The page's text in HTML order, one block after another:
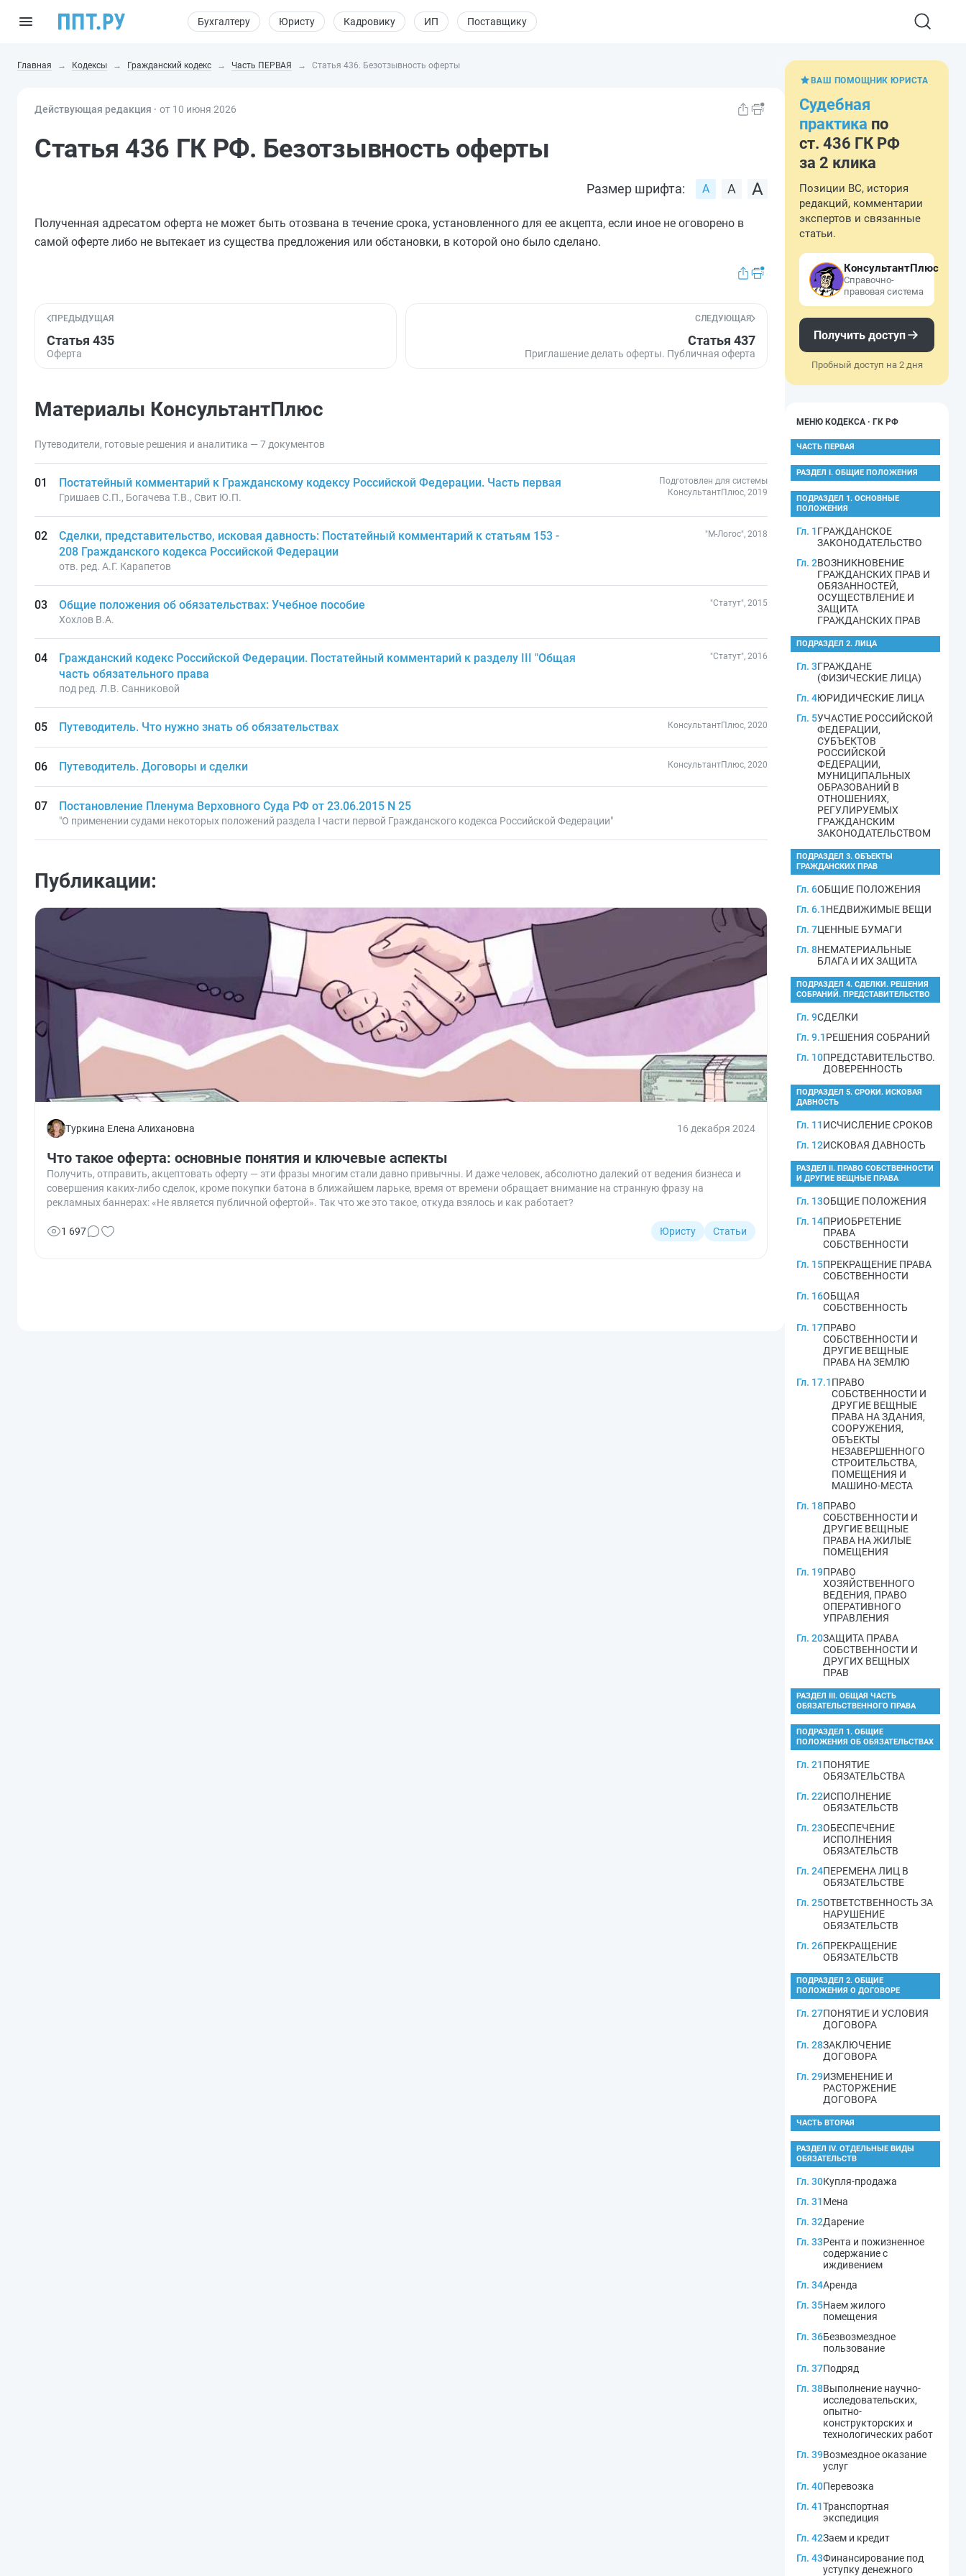
Бухгалтеру Юристу Кадровику ИП Поставщику
Главная Кодексы Гражданский кодекс Часть ПЕРВАЯ Статья 436. Безотзывность оферты
Действующая редакция ⸱ от 10 июня 2026
Статья 436 ГК РФ. Безотзывность оферты
Размер шрифта:
Полученная адресатом оферта не может быть отозвана в течение срока, установленного для ее акцепта, если иное не оговорено в
самой оферте либо не вытекает из существа предложения или обстановки, в которой оно было сделано.
ПРЕДЫДУЩАЯ
Статья 435
Оферта
СЛЕДУЮЩАЯ
Статья 437
Приглашение делать оферты. Публичная оферта
Материалы КонсультантПлюс
Путеводители, готовые решения и аналитика — 7 документов
Постатейный комментарий к Гражданскому кодексу Российской Федерации. Часть первая
Гришаев С.П., Богачева Т.В., Свит Ю.П.
Подготовлен для системы
КонсультантПлюс, 2019
Сделки, представительство, исковая давность: Постатейный комментарий к статьям 153 -
208 Гражданского кодекса Российской Федерации
отв. ред. А.Г. Карапетов
"М-Логос", 2018
Общие положения об обязательствах: Учебное пособие
Хохлов В.А.
"Статут", 2015
Гражданский кодекс Российской Федерации. Постатейный комментарий к разделу III "Общая
часть обязательного права
под ред. Л.В. Санниковой
"Статут", 2016
Путеводитель. Что нужно знать об обязательствах КонсультантПлюс, 2020
Путеводитель. Договоры и сделки КонсультантПлюс, 2020
Постановление Пленума Верховного Суда РФ от 23.06.2015 N 25
"О применении судами некоторых положений раздела I части первой Гражданского кодекса Российской Федерации"
Публикации:
Туркина Елена Алихановна 16 декабря 2024
Что такое оферта: основные понятия и ключевые аспекты
Получить, отправить, акцептовать оферту — эти фразы многим стали давно привычны. И даже человек, абсолютно далекий от ведения бизнеса и
совершения каких-либо сделок, кроме покупки батона в ближайшем ларьке, время от времени обращает внимание на странную фразу на
рекламных баннерах: «Не является публичной офертой». Так что же это такое, откуда взялось и как работает?
Юристу Статьи
1 697
ВАШ ПОМОЩНИК ЮРИСТА
Судебная
практика по
ст. 436 ГК РФ
за 2 клика
Позиции ВС, история
редакций, комментарии
экспертов и связанные
статьи.
КонсультантПлюс
Справочно-
правовая система
Получить доступ
Пробный доступ на 2 дня
МЕНЮ КОДЕКСА · ГК РФ
ЧАСТЬ ПЕРВАЯ
РАЗДЕЛ I. ОБЩИЕ ПОЛОЖЕНИЯ
ПОДРАЗДЕЛ 1. ОСНОВНЫЕ
ПОЛОЖЕНИЯ
Гл. 1ГРАЖДАНСКОЕ
ЗАКОНОДАТЕЛЬСТВО
Гл. 2ВОЗНИКНОВЕНИЕ
ГРАЖДАНСКИХ ПРАВ И
ОБЯЗАННОСТЕЙ,
ОСУЩЕСТВЛЕНИЕ И
ЗАЩИТА
ГРАЖДАНСКИХ ПРАВ
ПОДРАЗДЕЛ 2. ЛИЦА
Гл. 3ГРАЖДАНЕ
(ФИЗИЧЕСКИЕ ЛИЦА)
Гл. 4ЮРИДИЧЕСКИЕ ЛИЦА
Гл. 5УЧАСТИЕ РОССИЙСКОЙ
ФЕДЕРАЦИИ,
СУБЪЕКТОВ
РОССИЙСКОЙ
ФЕДЕРАЦИИ,
МУНИЦИПАЛЬНЫХ
ОБРАЗОВАНИЙ В
ОТНОШЕНИЯХ,
РЕГУЛИРУЕМЫХ
ГРАЖДАНСКИМ
ЗАКОНОДАТЕЛЬСТВОМ
ПОДРАЗДЕЛ 3. ОБЪЕКТЫ
ГРАЖДАНСКИХ ПРАВ
Гл. 6ОБЩИЕ ПОЛОЖЕНИЯ
Гл. 6.1НЕДВИЖИМЫЕ ВЕЩИ
Гл. 7ЦЕННЫЕ БУМАГИ
Гл. 8НЕМАТЕРИАЛЬНЫЕ
БЛАГА И ИХ ЗАЩИТА
ПОДРАЗДЕЛ 4. СДЕЛКИ. РЕШЕНИЯ
СОБРАНИЙ. ПРЕДСТАВИТЕЛЬСТВО
Гл. 9СДЕЛКИ
Гл. 9.1РЕШЕНИЯ СОБРАНИЙ
Гл. 10ПРЕДСТАВИТЕЛЬСТВО.
ДОВЕРЕННОСТЬ
ПОДРАЗДЕЛ 5. СРОКИ. ИСКОВАЯ
ДАВНОСТЬ
Гл. 11ИСЧИСЛЕНИЕ СРОКОВ
Гл. 12ИСКОВАЯ ДАВНОСТЬ
РАЗДЕЛ II. ПРАВО СОБСТВЕННОСТИ
И ДРУГИЕ ВЕЩНЫЕ ПРАВА
Гл. 13ОБЩИЕ ПОЛОЖЕНИЯ
Гл. 14ПРИОБРЕТЕНИЕ
ПРАВА
СОБСТВЕННОСТИ
Гл. 15ПРЕКРАЩЕНИЕ ПРАВА
СОБСТВЕННОСТИ
Гл. 16ОБЩАЯ
СОБСТВЕННОСТЬ
Гл. 17ПРАВО
СОБСТВЕННОСТИ И
ДРУГИЕ ВЕЩНЫЕ
ПРАВА НА ЗЕМЛЮ
Гл. 17.1ПРАВО
СОБСТВЕННОСТИ И
ДРУГИЕ ВЕЩНЫЕ
ПРАВА НА ЗДАНИЯ,
СООРУЖЕНИЯ,
ОБЪЕКТЫ
НЕЗАВЕРШЕННОГО
СТРОИТЕЛЬСТВА,
ПОМЕЩЕНИЯ И
МАШИНО-МЕСТА
Гл. 18ПРАВО
СОБСТВЕННОСТИ И
ДРУГИЕ ВЕЩНЫЕ
ПРАВА НА ЖИЛЫЕ
ПОМЕЩЕНИЯ
Гл. 19ПРАВО
ХОЗЯЙСТВЕННОГО
ВЕДЕНИЯ, ПРАВО
ОПЕРАТИВНОГО
УПРАВЛЕНИЯ
Гл. 20ЗАЩИТА ПРАВА
СОБСТВЕННОСТИ И
ДРУГИХ ВЕЩНЫХ
ПРАВ
РАЗДЕЛ III. ОБЩАЯ ЧАСТЬ
ОБЯЗАТЕЛЬСТВЕННОГО ПРАВА
ПОДРАЗДЕЛ 1. ОБЩИЕ
ПОЛОЖЕНИЯ ОБ ОБЯЗАТЕЛЬСТВАХ
Гл. 21ПОНЯТИЕ
ОБЯЗАТЕЛЬСТВА
Гл. 22ИСПОЛНЕНИЕ
ОБЯЗАТЕЛЬСТВ
Гл. 23ОБЕСПЕЧЕНИЕ
ИСПОЛНЕНИЯ
ОБЯЗАТЕЛЬСТВ
Гл. 24ПЕРЕМЕНА ЛИЦ В
ОБЯЗАТЕЛЬСТВЕ
Гл. 25ОТВЕТСТВЕННОСТЬ ЗА
НАРУШЕНИЕ
ОБЯЗАТЕЛЬСТВ
Гл. 26ПРЕКРАЩЕНИЕ
ОБЯЗАТЕЛЬСТВ
ПОДРАЗДЕЛ 2. ОБЩИЕ
ПОЛОЖЕНИЯ О ДОГОВОРЕ
Гл. 27ПОНЯТИЕ И УСЛОВИЯ
ДОГОВОРА
Гл. 28ЗАКЛЮЧЕНИЕ
ДОГОВОРА
Гл. 29ИЗМЕНЕНИЕ И
РАСТОРЖЕНИЕ
ДОГОВОРА
ЧАСТЬ ВТОРАЯ
РАЗДЕЛ IV. ОТДЕЛЬНЫЕ ВИДЫ
ОБЯЗАТЕЛЬСТВ
Гл. 30Купля-продажа
Гл. 31Мена
Гл. 32Дарение
Гл. 33Рента и пожизненное
содержание с
иждивением
Гл. 34Аренда
Гл. 35Наем жилого
помещения
Гл. 36Безвозмездное
пользование
Гл. 37Подряд
Гл. 38Выполнение научно-
исследовательских,
опытно-
конструкторских и
технологических работ
Гл. 39Возмездное оказание
услуг
Гл. 40Перевозка
Гл. 41Транспортная
экспедиция
Гл. 42Заем и кредит
Гл. 43Финансирование под
уступку денежного